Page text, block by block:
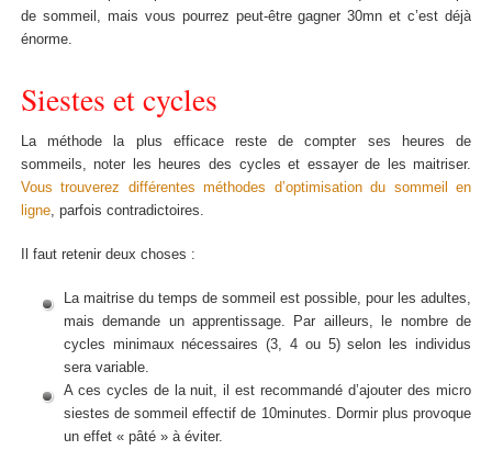
de sommeil, mais vous pourrez peut-être gagner 30mn et c’est déjà
énorme.
Siestes et cycles
La méthode la plus efficace reste de compter ses heures de
sommeils, noter les heures des cycles et essayer de les maitriser.
Vous trouverez différentes méthodes d’optimisation du sommeil en
ligne, parfois contradictoires.
Il faut retenir deux choses :
La maitrise du temps de sommeil est possible, pour les adultes,
mais demande un apprentissage. Par ailleurs, le nombre de
cycles minimaux nécessaires (3, 4 ou 5) selon les individus
sera variable.
A ces cycles de la nuit, il est recommandé d’ajouter des micro
siestes de sommeil effectif de 10minutes. Dormir plus provoque
un effet « pâté » à éviter.